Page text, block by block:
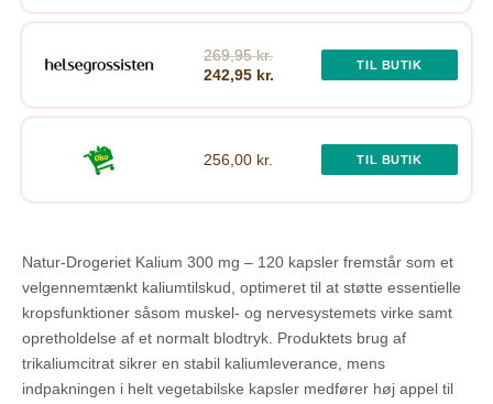
269,95 kr.
242,95 kr.
TIL BUTIK
256,00 kr. TIL BUTIK
Natur-Drogeriet Kalium 300 mg – 120 kapsler fremstår som et
velgennemtænkt kaliumtilskud, optimeret til at støtte essentielle
kropsfunktioner såsom muskel- og nervesystemets virke samt
opretholdelse af et normalt blodtryk. Produktets brug af
trikaliumcitrat sikrer en stabil kaliumleverance, mens
indpakningen i helt vegetabilske kapsler medfører høj appel til